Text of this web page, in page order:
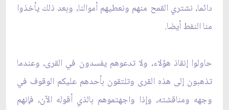
دائما، نشتري القمح منهم ونعطيهم أموالنا، وبعد ذلك يأخذوا
منا النفط أيضا.
حاولوا إنقاذ هؤلاء، ولا تدعوهم يفسدون في القرى، وعندما
تذهبون إلى هذه القرى وتلتقون بأحدهم عليكم الوقوف في
وجهه ومناقشته، وإذا واجهتموهم بالذي أقوله الآن، فإنهم